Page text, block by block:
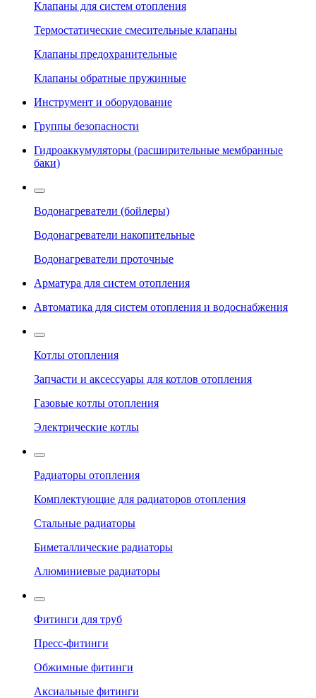
Клапаны для систем отопления
Термостатические смесительные клапаны
Клапаны предохранительные
Клапаны обратные пружинные
Инструмент и оборудование
Группы безопасности
Гидроаккумуляторы (расширительные мембранные
баки)
Водонагреватели (бойлеры)
Водонагреватели накопительные
Водонагреватели проточные
Арматура для систем отопления
Автоматика для систем отопления и водоснабжения
Котлы отопления
Запчасти и аксессуары для котлов отопления
Газовые котлы отопления
Электрические котлы
Радиаторы отопления
Комплектующие для радиаторов отопления
Стальные радиаторы
Биметаллические радиаторы
Алюминиевые радиаторы
Фитинги для труб
Пресс-фитинги
Обжимные фитинги
Аксиальные фитинги